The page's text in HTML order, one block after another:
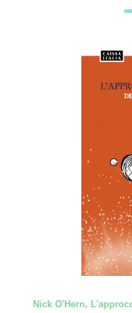
Nick O'Hern,